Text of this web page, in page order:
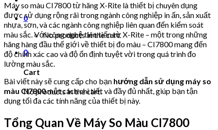
0
No products in the cart.
0
Cart
No products in the cart.
Máy so màu CI7800 từ hãng X-Rite là thiết bị chuyên dụng
được sử dụng rộng rãi trong ngành công nghiệp in ấn, sản xuất
nhựa, sơn, và các ngành công nghiệp liên quan đến kiểm soát
màu sắc. Với công nghệ tiên tiến từ X-Rite – một trong những
hãng hàng đầu thế giới về thiết bị đo màu – CI7800 mang đến
độ chính xác cao và độ ổn định tuyệt vời trong quá trình đo
lường màu sắc.
Bài viết này sẽ cung cấp cho bạn hướng dẫn sử dụng máy so
màu CI7800một cách chi tiết và đầy đủ nhất, giúp bạn tận
dụng tối đa các tính năng của thiết bị này.
Tổng Quan Về Máy So Màu CI7800